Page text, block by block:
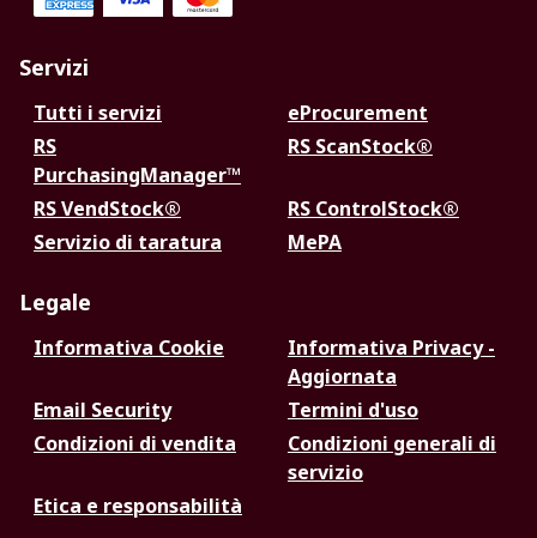
Servizi
Tutti i servizi
eProcurement
RS
PurchasingManager™
RS ScanStock®
RS VendStock®
RS ControlStock®
Servizio di taratura
MePA
Legale
Informativa Cookie
Informativa Privacy -
Aggiornata
Email Security
Termini d'uso
Condizioni di vendita
Condizioni generali di
servizio
Etica e responsabilità